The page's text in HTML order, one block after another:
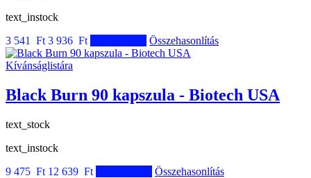
text_instock
3 541 Ft 3 936 Ft Összehasonlítás
Kívánságlistára
Black Burn 90 kapszula - Biotech USA
text_stock
text_instock
9 475 Ft 12 639 Ft Összehasonlítás